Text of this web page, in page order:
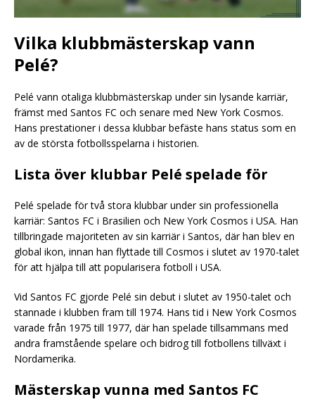
Vilka klubbmästerskap vann
Pelé?
Pelé vann otaliga klubbmästerskap under sin lysande karriär,
främst med Santos FC och senare med New York Cosmos.
Hans prestationer i dessa klubbar befäste hans status som en
av de största fotbollsspelarna i historien.
Lista över klubbar Pelé spelade för
Pelé spelade för två stora klubbar under sin professionella
karriär: Santos FC i Brasilien och New York Cosmos i USA. Han
tillbringade majoriteten av sin karriär i Santos, där han blev en
global ikon, innan han flyttade till Cosmos i slutet av 1970-talet
för att hjälpa till att popularisera fotboll i USA.
Vid Santos FC gjorde Pelé sin debut i slutet av 1950-talet och
stannade i klubben fram till 1974. Hans tid i New York Cosmos
varade från 1975 till 1977, där han spelade tillsammans med
andra framstående spelare och bidrog till fotbollens tillväxt i
Nordamerika.
Mästerskap vunna med Santos FC